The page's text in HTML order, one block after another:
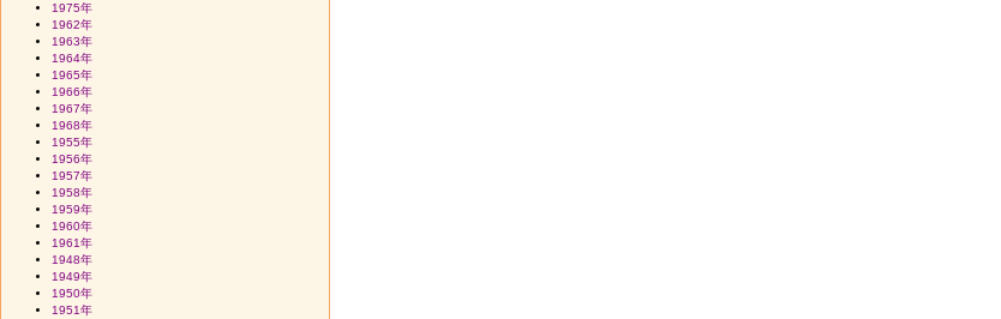
1975年
1962年
1963年
1964年
1965年
1966年
1967年
1968年
1955年
1956年
1957年
1958年
1959年
1960年
1961年
1948年
1949年
1950年
1951年